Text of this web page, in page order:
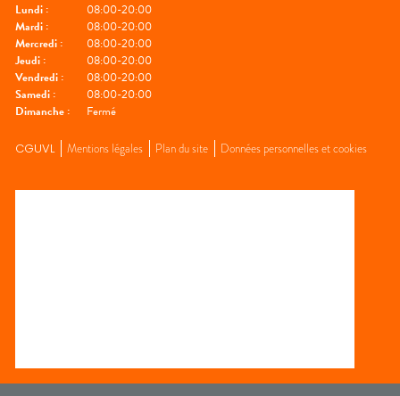
Lundi :
08:00-20:00
Mardi :
08:00-20:00
Mercredi :
08:00-20:00
Jeudi :
08:00-20:00
Vendredi :
08:00-20:00
Samedi :
08:00-20:00
Dimanche : Fermé
CGUVL Mentions légales Plan du site Données personnelles et cookies